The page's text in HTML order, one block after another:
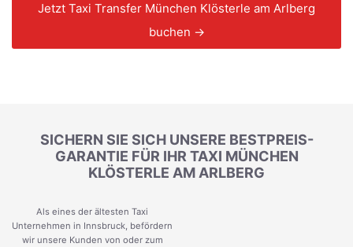
Jetzt Taxi Transfer München Klösterle am Arlberg
buchen →
SICHERN SIE SICH UNSERE BESTPREIS-
GARANTIE FÜR IHR TAXI MÜNCHEN
KLÖSTERLE AM ARLBERG
Als eines der ältesten Taxi
Unternehmen in Innsbruck, befördern
wir unsere Kunden von oder zum